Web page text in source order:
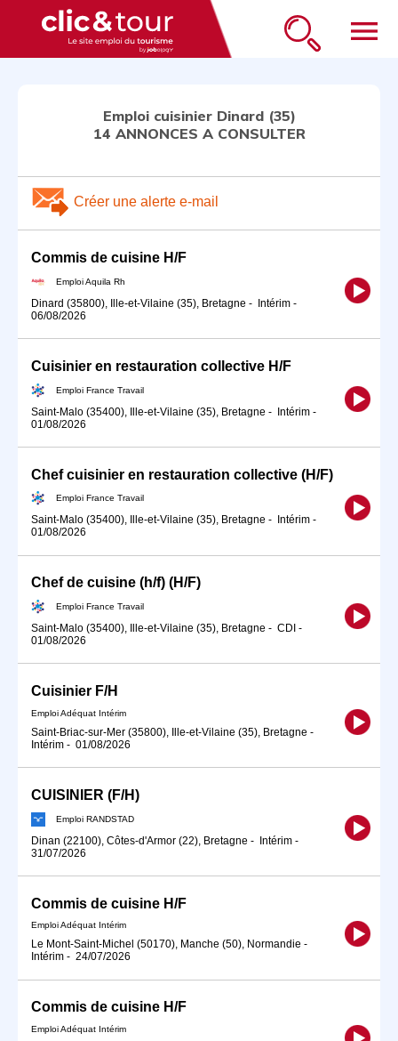
menu
Emploi cuisinier Dinard (35)
14 ANNONCES A CONSULTER
Créer une alerte e-mail
Commis de cuisine H/F
Emploi Aquila Rh
Dinard (35800), Ille-et-Vilaine (35), Bretagne - Intérim -
06/08/2026
Cuisinier en restauration collective H/F
Emploi France Travail
Saint-Malo (35400), Ille-et-Vilaine (35), Bretagne - Intérim -
01/08/2026
Chef cuisinier en restauration collective (H/F)
Emploi France Travail
Saint-Malo (35400), Ille-et-Vilaine (35), Bretagne - Intérim -
01/08/2026
Chef de cuisine (h/f) (H/F)
Emploi France Travail
Saint-Malo (35400), Ille-et-Vilaine (35), Bretagne - CDI -
01/08/2026
Cuisinier F/H
Emploi Adéquat Intérim
Saint-Briac-sur-Mer (35800), Ille-et-Vilaine (35), Bretagne -
Intérim - 01/08/2026
CUISINIER (F/H)
Emploi RANDSTAD
Dinan (22100), Côtes-d'Armor (22), Bretagne - Intérim -
31/07/2026
Commis de cuisine H/F
Emploi Adéquat Intérim
Le Mont-Saint-Michel (50170), Manche (50), Normandie -
Intérim - 24/07/2026
Commis de cuisine H/F
Emploi Adéquat Intérim